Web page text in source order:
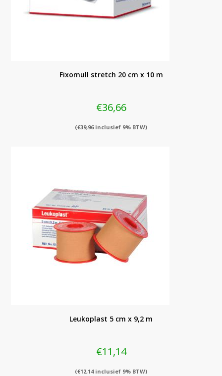
Fixomull stretch 20 cm x 10 m
€36,66
(€39,96inclusief 9% BTW)
Leukoplast 5 cm x 9,2 m
€11,14
(€12,14inclusief 9% BTW)